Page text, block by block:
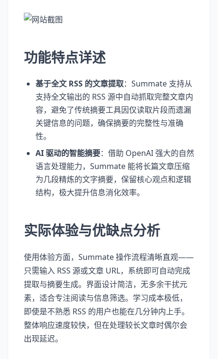
功能特点详述
基于全文 RSS 的文章提取：Summate 支持从
支持全文输出的 RSS 源中自动抓取完整文章内
容，避免了传统摘要工具因仅读取片段而遗漏
关键信息的问题，确保摘要的完整性与准确
性。
AI 驱动的智能摘要：借助 OpenAI 强大的自然
语言处理能力，Summate 能将长篇文章压缩
为几段精炼的文字摘要，保留核心观点和逻辑
结构，极大提升信息消化效率。
实际体验与优缺点分析
使用体验方面，Summate 操作流程清晰直观——
只需输入 RSS 源或文章 URL，系统即可自动完成
提取与摘要生成。界面设计简洁，无多余干扰元
素，适合专注阅读与信息筛选。学习成本极低，
即使是不熟悉 RSS 的用户也能在几分钟内上手。
整体响应速度较快，但在处理较长文章时偶尔会
出现延迟。